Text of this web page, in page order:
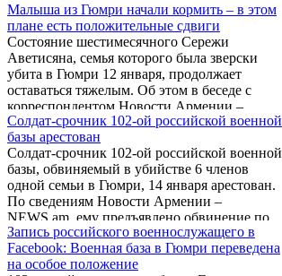
Малыша из Гюмри начали кормить – в этом
плане есть положительные сдвиги
Состояние шестимесячного Сережи
Аветисяна, семья которого была зверски
убита в Гюмри 12 января, продолжает
оставаться тяжелым. Об этом в беседе с
корреспондентом Новости Армении –
NEWS.am сообщил директор ереванского
медицинского центра «Святая Богоматерь»
Николай Даллакян.
Солдат-срочник 102-ой российской военной
базы арестован
Солдат-срочник 102-ой российской военной
базы, обвиняемый в убийстве 6 членов
одной семьи в Гюмри, 14 января арестован.
По сведениям Новости Армении –
NEWS.am, ему предъявлено обвинение по
пункту 2 статьи 105 и пункту 2 статьи 338
Уголовного кодекса Российской Федерации
– убийство и дезертирство. Меру
Запись российского военнослужащего в
Facebook: Военная база в Гюмри переведена
на особое положение